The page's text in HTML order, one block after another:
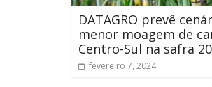
DATAGRO prevê
menor moagem de
Centro-Sul na safra
fevereiro 7, 2024